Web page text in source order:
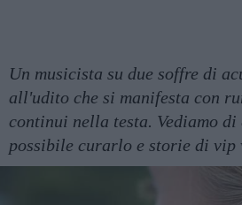
Un musicista su due soffre di
all'udito che si manifesta con
continui nella testa. Vediamo di
possibile curarlo e storie di vip